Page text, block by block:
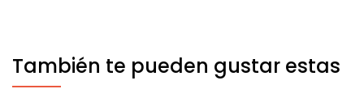
También te pueden gustar estas